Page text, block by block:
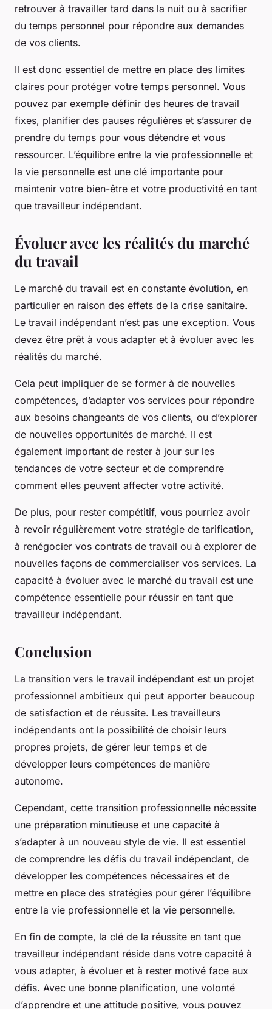
retrouver à travailler tard dans la nuit ou à sacrifier
du temps personnel pour répondre aux demandes
de vos clients.
Il est donc essentiel de mettre en place des limites
claires pour protéger votre temps personnel. Vous
pouvez par exemple définir des heures de travail
fixes, planifier des pauses régulières et s’assurer de
prendre du temps pour vous détendre et vous
ressourcer. L’équilibre entre la vie professionnelle et
la vie personnelle est une clé importante pour
maintenir votre bien-être et votre productivité en tant
que travailleur indépendant.
Évoluer avec les réalités du marché
du travail
Le marché du travail est en constante évolution, en
particulier en raison des effets de la crise sanitaire.
Le travail indépendant n’est pas une exception. Vous
devez être prêt à vous adapter et à évoluer avec les
réalités du marché.
Cela peut impliquer de se former à de nouvelles
compétences, d’adapter vos services pour répondre
aux besoins changeants de vos clients, ou d’explorer
de nouvelles opportunités de marché. Il est
également important de rester à jour sur les
tendances de votre secteur et de comprendre
comment elles peuvent affecter votre activité.
De plus, pour rester compétitif, vous pourriez avoir
à revoir régulièrement votre stratégie de tarification,
à renégocier vos contrats de travail ou à explorer de
nouvelles façons de commercialiser vos services. La
capacité à évoluer avec le marché du travail est une
compétence essentielle pour réussir en tant que
travailleur indépendant.
Conclusion
La transition vers le travail indépendant est un projet
professionnel ambitieux qui peut apporter beaucoup
de satisfaction et de réussite. Les travailleurs
indépendants ont la possibilité de choisir leurs
propres projets, de gérer leur temps et de
développer leurs compétences de manière
autonome.
Cependant, cette transition professionnelle nécessite
une préparation minutieuse et une capacité à
s’adapter à un nouveau style de vie. Il est essentiel
de comprendre les défis du travail indépendant, de
développer les compétences nécessaires et de
mettre en place des stratégies pour gérer l’équilibre
entre la vie professionnelle et la vie personnelle.
En fin de compte, la clé de la réussite en tant que
travailleur indépendant réside dans votre capacité à
vous adapter, à évoluer et à rester motivé face aux
défis. Avec une bonne planification, une volonté
d’apprendre et une attitude positive, vous pouvez